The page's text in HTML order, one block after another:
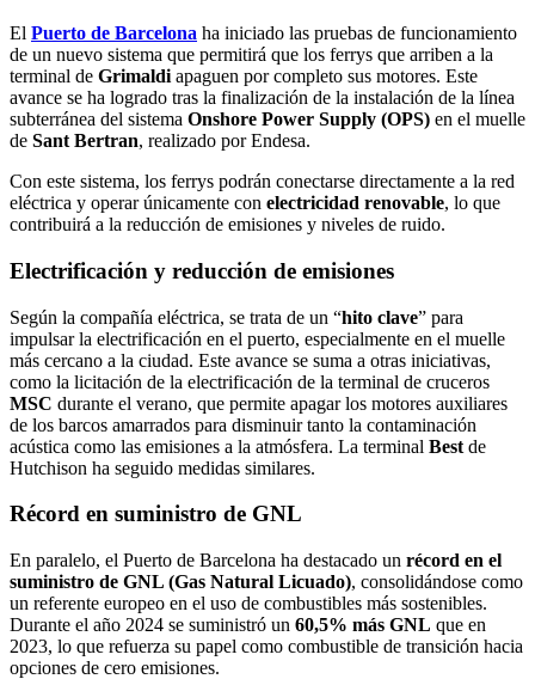
El Puerto de Barcelona ha iniciado las pruebas de funcionamiento
de un nuevo sistema que permitirá que los ferrys que arriben a la
terminal de Grimaldi apaguen por completo sus motores. Este
avance se ha logrado tras la finalización de la instalación de la línea
subterránea del sistema Onshore Power Supply (OPS) en el muelle
de Sant Bertran, realizado por Endesa.
Con este sistema, los ferrys podrán conectarse directamente a la red
eléctrica y operar únicamente con electricidad renovable, lo que
contribuirá a la reducción de emisiones y niveles de ruido.
Electrificación y reducción de emisiones
Según la compañía eléctrica, se trata de un “hito clave” para
impulsar la electrificación en el puerto, especialmente en el muelle
más cercano a la ciudad. Este avance se suma a otras iniciativas,
como la licitación de la electrificación de la terminal de cruceros
MSC durante el verano, que permite apagar los motores auxiliares
de los barcos amarrados para disminuir tanto la contaminación
acústica como las emisiones a la atmósfera. La terminal Best de
Hutchison ha seguido medidas similares.
Récord en suministro de GNL
En paralelo, el Puerto de Barcelona ha destacado un récord en el
suministro de GNL (Gas Natural Licuado), consolidándose como
un referente europeo en el uso de combustibles más sostenibles.
Durante el año 2024 se suministró un 60,5% más GNL que en
2023, lo que refuerza su papel como combustible de transición hacia
opciones de cero emisiones.